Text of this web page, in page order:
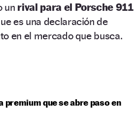
un rival para el Porsche 911
es una declaración de
en el mercado que busca.
premium que se abre paso en